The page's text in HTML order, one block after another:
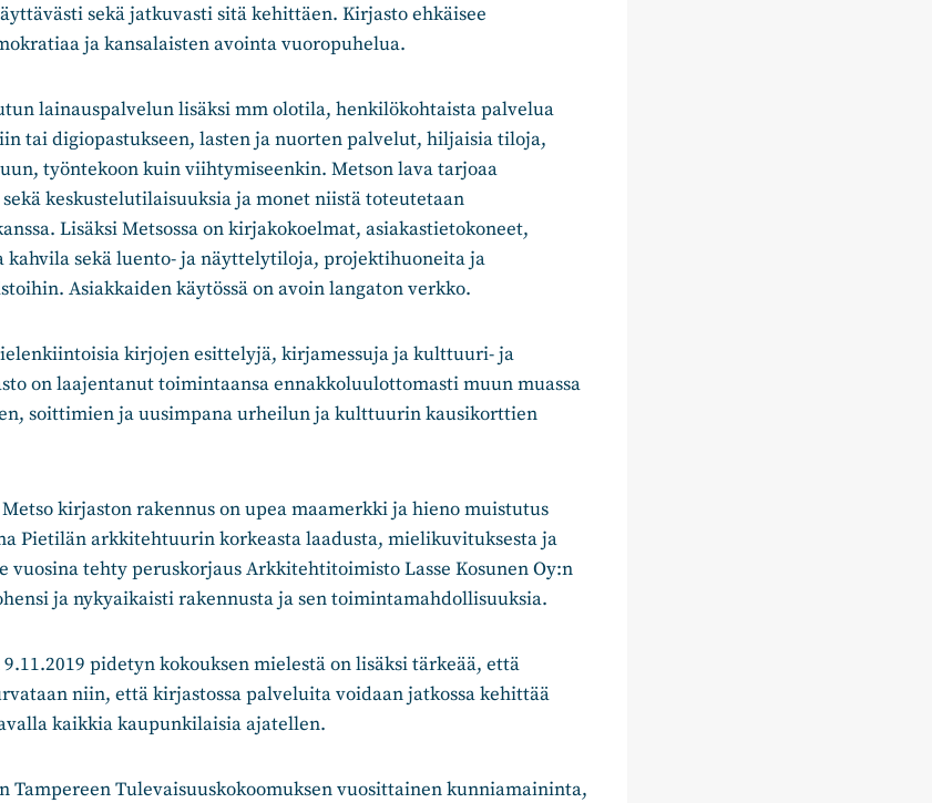
sekä jatkuvasti sitä kehittäen. Kirjasto ehkäisee
ja kansalaisten avointa vuoropuhelua.
lainauspalvelun lisäksi mm olotila, henkilökohtaista palvelua
tai digiopastukseen, lasten ja nuorten palvelut, hiljaisia tiloja,
työntekoon kuin viihtymiseenkin. Metson lava tarjoaa
keskustelutilaisuuksia ja monet niistä toteutetaan
Lisäksi Metsossa on kirjakokoelmat, asiakastietokoneet,
kahvila sekä luento- ja näyttelytiloja, projektihuoneita ja
Asiakkaiden käytössä on avoin langaton verkko.
kirjojen esittelyjä, kirjamessuja ja kulttuuri- ja
on laajentanut toimintaansa ennakkoluulottomasti muun muassa
soittimien ja uusimpana urheilun ja kulttuurin kausikorttien
kirjaston rakennus on upea maamerkki ja hieno muistutus
Pietilän arkkitehtuurin korkeasta laadusta, mielikuvituksesta ja
vuosina tehty peruskorjaus Arkkitehtitoimisto Lasse Kosunen Oy:n
ja nykyaikaisti rakennusta ja sen toimintamahdollisuuksia.
pidetyn kokouksen mielestä on lisäksi tärkeää, että
niin, että kirjastossa palveluita voidaan jatkossa kehittää
kaikkia kaupunkilaisia ajatellen.
Tampereen Tulevaisuuskokoomuksen vuosittainen kunniamaininta,